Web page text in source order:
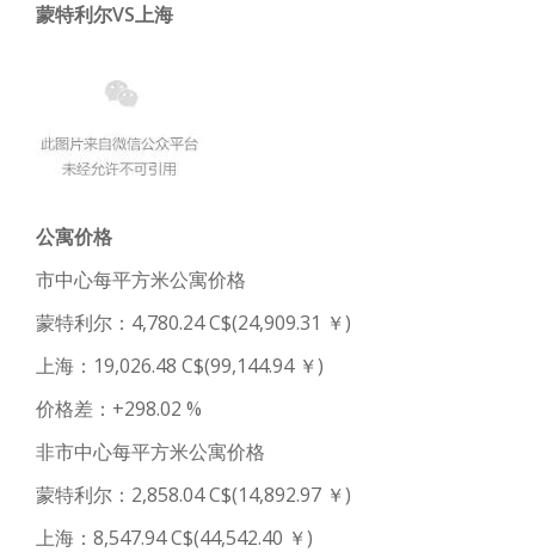
蒙特利尔VS上海
公寓价格
市中心每平方米公寓价格
蒙特利尔：4,780.24 C$(24,909.31 ￥)
上海：19,026.48 C$(99,144.94 ￥)
价格差：+298.02 %
非市中心每平方米公寓价格
蒙特利尔：2,858.04 C$(14,892.97 ￥)
上海：8,547.94 C$(44,542.40 ￥)